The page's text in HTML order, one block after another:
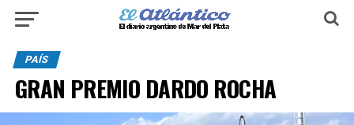
PAÍS
GRAN PREMIO DARDO ROCHA